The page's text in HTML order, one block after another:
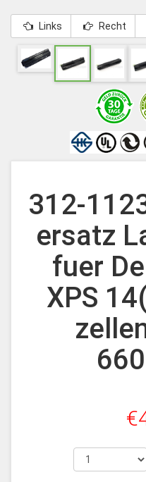
Links Recht
312-
ersatz
fuer
XPS